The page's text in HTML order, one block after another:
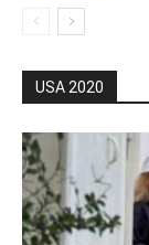
USA 2020